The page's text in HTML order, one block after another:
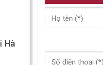
Hà